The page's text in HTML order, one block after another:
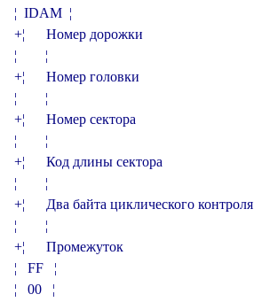
¦  IDAM  ¦
+­­­­­­­­¦      Номер дорожки
¦        ¦
+­­­­­­­­¦      Номер головки
¦        ¦
+­­­­­­­­¦      Номер сектора
¦        ¦
+­­­­­­­­¦      Код длины сектора
¦        ¦
+­­­­­­­­¦      Два байта циклического контроля
¦        ¦
+­­­­­­­­¦      Промежуток
¦   FF   ¦
¦   00   ¦